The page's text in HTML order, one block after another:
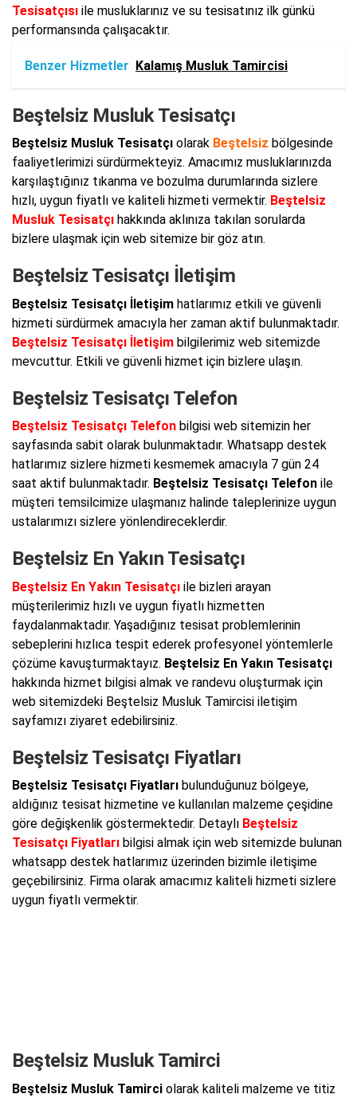
Tesisatçısı ile musluklarınız ve su tesisatınız ilk günkü
performansında çalışacaktır.
Benzer Hizmetler Kalamış Musluk Tamircisi
Beştelsiz Musluk Tesisatçı
Beştelsiz Musluk Tesisatçı olarak Beştelsiz bölgesinde
faaliyetlerimizi sürdürmekteyiz. Amacımız musluklarınızda
karşılaştığınız tıkanma ve bozulma durumlarında sizlere
hızlı, uygun fiyatlı ve kaliteli hizmeti vermektir. Beştelsiz
Musluk Tesisatçı hakkında aklınıza takılan sorularda
bizlere ulaşmak için web sitemize bir göz atın.
Beştelsiz Tesisatçı İletişim
Beştelsiz Tesisatçı İletişim hatlarımız etkili ve güvenli
hizmeti sürdürmek amacıyla her zaman aktif bulunmaktadır.
Beştelsiz Tesisatçı İletişim bilgilerimiz web sitemizde
mevcuttur. Etkili ve güvenli hizmet için bizlere ulaşın.
Beştelsiz Tesisatçı Telefon
Beştelsiz Tesisatçı Telefon bilgisi web sitemizin her
sayfasında sabit olarak bulunmaktadır. Whatsapp destek
hatlarımız sizlere hizmeti kesmemek amacıyla 7 gün 24
saat aktif bulunmaktadır. Beştelsiz Tesisatçı Telefon ile
müşteri temsilcimize ulaşmanız halinde taleplerinize uygun
ustalarımızı sizlere yönlendireceklerdir.
Beştelsiz En Yakın Tesisatçı
Beştelsiz En Yakın Tesisatçı ile bizleri arayan
müşterilerimiz hızlı ve uygun fiyatlı hizmetten
faydalanmaktadır. Yaşadığınız tesisat problemlerinin
sebeplerini hızlıca tespit ederek profesyonel yöntemlerle
çözüme kavuşturmaktayız. Beştelsiz En Yakın Tesisatçı
hakkında hizmet bilgisi almak ve randevu oluşturmak için
web sitemizdeki Beştelsiz Musluk Tamircisi iletişim
sayfamızı ziyaret edebilirsiniz.
Beştelsiz Tesisatçı Fiyatları
Beştelsiz Tesisatçı Fiyatları bulunduğunuz bölgeye,
aldığınız tesisat hizmetine ve kullanılan malzeme çeşidine
göre değişkenlik göstermektedir. Detaylı Beştelsiz
Tesisatçı Fiyatları bilgisi almak için web sitemizde bulunan
whatsapp destek hatlarımız üzerinden bizimle iletişime
geçebilirsiniz. Firma olarak amacımız kaliteli hizmeti sizlere
uygun fiyatlı vermektir.
Beştelsiz Musluk Tamirci
Beştelsiz Musluk Tamirci olarak kaliteli malzeme ve titiz